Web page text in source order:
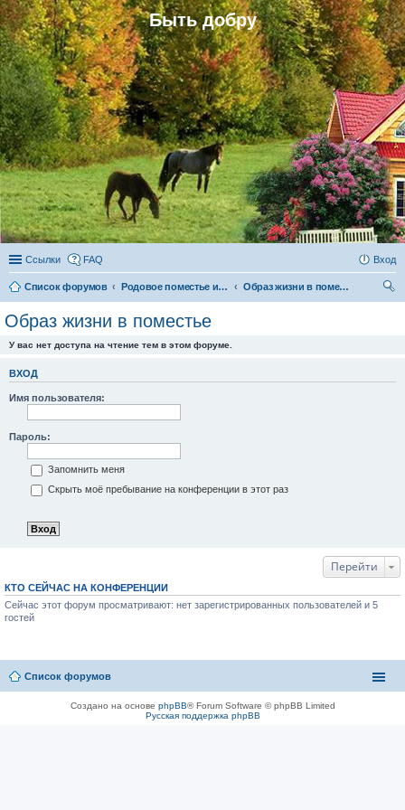
Быть добру
Ссылки FAQ Вход
Список форумов Родовое поместье и родовое поселение
Образ жизни в поместье
Образ жизни в поместье
У вас нет доступа на чтение тем в этом форуме.
ВХОД
Имя пользователя:
Пароль:
Запомнить меня
Скрыть моё пребывание на конференции в этот раз
Перейти
КТО СЕЙЧАС НА КОНФЕРЕНЦИИ
Сейчас этот форум просматривают: нет зарегистрированных пользователей и 5
гостей
Список форумов
Создано на основе phpBB® Forum Software © phpBB Limited
Русская поддержка phpBB